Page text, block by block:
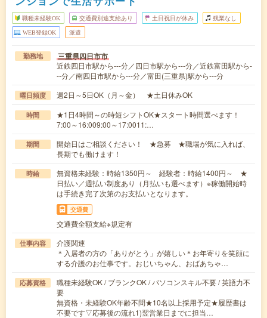
職種未経験OK 交通費別途支給あり 土日祝日が休み 残業なし
WEB登録OK 派遣
勤務地 三重県四日市市
近鉄四日市駅から---分／四日市駅から---分／近鉄富田駅から-
--分／南四日市駅から---分／富田(三重県)駅から---分
曜日頻度 週2日～5日OK（月～金） ★土日休みOK
時間
★1日4時間～の時短シフトOK★スタート時間選べます！
7:00～16:009:00～17:0011:…
期間
開始日はご相談ください！ ★急募 ★職場が気に入れば、
長期でも働けます！
時給
無資格未経験：時給1350円～ 経験者：時給1400円～ ★
日払い／週払い制度あり（月払いも選べます）※稼働開始時
は手続き完了次第のお支払いとなります。
交通費
交通費全額支給※規定有
仕事内容
介護関連
＊入居者の方の「ありがとう」が嬉しい＊お年寄りを笑顔に
する介護のお仕事です。おじいちゃん、おばあちゃ…
応募資格
職種未経験OK / ブランクOK / パソコンスキル不要 / 英語力不
要
無資格・未経験OK年齢不問★10名以上採用予定★履歴書は
不要です▽応募後の流れ1)翌営業日までに担当…